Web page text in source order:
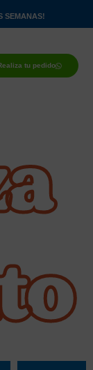
SEMANAS!
tu pedido